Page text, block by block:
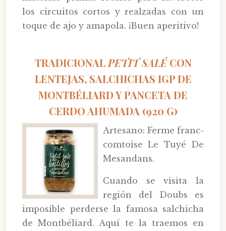
los circuitos cortos y realzadas con un
toque de ajo y amapola. ¡Buen aperitivo!
TRADICIONAL PETIT SALÉCON
LENTEJAS, SALCHICHAS IGP DE
MONTBÉLIARD Y PANCETA DE
CERDO AHUMADA (920 G)
Artesano: Ferme franc-
comtoise Le Tuyé De
Mesandans.
Cuando se visita la
región del Doubs es
imposible perderse la famosa salchicha
de Montbéliard. Aquí te la traemos en